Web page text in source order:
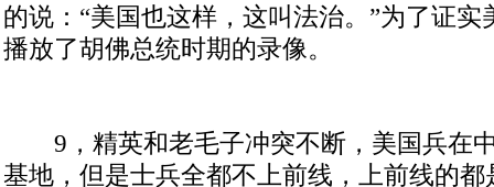
的说：“美国也这样，这叫法治。”为了证
播放了胡佛总统时期的录像。
9 ，精英和老毛子冲突不断，美国兵在
基地，但是士兵全都不上前线，上前线的